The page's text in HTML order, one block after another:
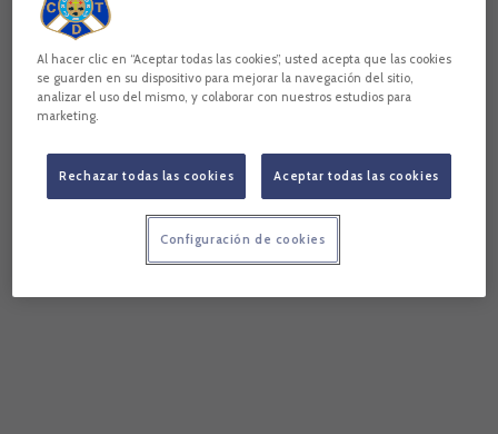
Al hacer clic en “Aceptar todas las cookies”, usted acepta que las cookies
se guarden en su dispositivo para mejorar la navegación del sitio,
analizar el uso del mismo, y colaborar con nuestros estudios para
marketing.
Rechazar todas las cookies Aceptar todas las cookies
Configuración de cookies